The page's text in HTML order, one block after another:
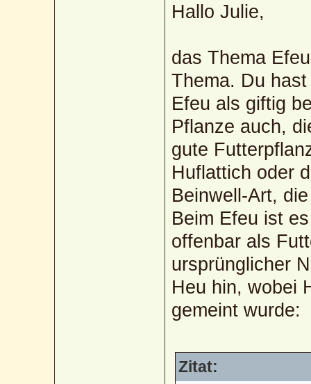
Hallo Julie,
das Thema
Thema. Du
Efeu als giftig
Pflanze auch,
gute
Huflattich oder
Beinwell-Art,
Beim Efeu ist
offenbar als
ursprünglicher
Heu hin, wobei
gemeint wurde:
Zitat: